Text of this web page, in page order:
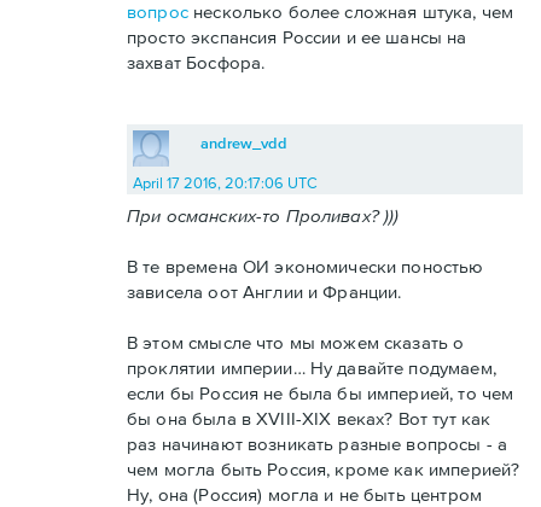
вопроснесколько более сложная штука, чем
просто экспансия России и ее шансы на
захват Босфора.
andrew_vdd
April 17 2016, 20:17:06 UTC
При османских-то Проливах? )))
В те времена ОИ экономически поностью
зависела оот Англии и Франции.
В этом смысле что мы можем сказать о
проклятии империи… Ну давайте подумаем,
если бы Россия не была бы империей, то чем
бы она была в XVIII-XIX веках? Вот тут как
раз начинают возникать разные вопросы - а
чем могла быть Россия, кроме как империей?
Ну, она (Россия) могла и не быть центром